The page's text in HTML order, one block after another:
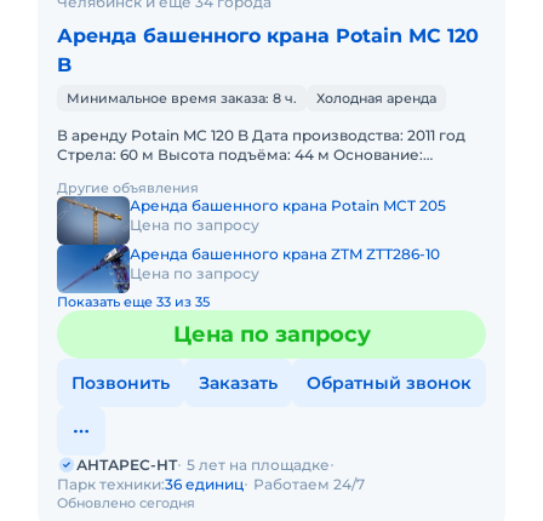
Аренда башенного крана Potain MC 120
B
Минимальное время заказа: 8 ч. Холодная аренда
В аренду Potain MC 120 B Дата производства: 2011 год
Стрела: 60 м Высота подъёма: 44 м Основание:
Другие объявления
Аренда башенного крана Potain MCT 205
Цена по запросу
Аренда башенного крана ZTM ZTT286-10
Цена по запросу
Показать еще 33 из 35
Цена по запросу
Позвонить Заказать Обратный звонок
Обновлено сегодня
АНТАРЕС-НТ 5 лет на площадке
Парк техники:36 единиц Работаем 24/7